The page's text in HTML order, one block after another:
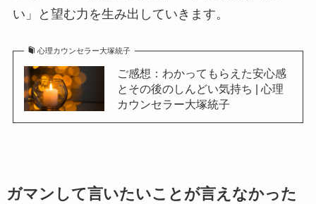
い」と望む力を生み出していきます。
心理カウンセラー大塚統子
ご感想：わかってもらえた安心感
とその後のしんどい気持ち | 心理
カウンセラー大塚統子
ガマンして言いたいことが言えなかった